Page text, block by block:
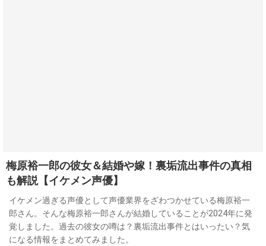
梅原裕一郎の彼女＆結婚や嫁！裏垢流出事件の真相
も解説【イケメン声優】
イケメン過ぎる声優として声優業界をざわつかせている梅原裕一
郎さん。そんな梅原裕一郎さんが結婚していることが2024年に発
覚しました。過去の彼女の噂は？裏垢流出事件とはいったい？気
になる情報をまとめてみました。